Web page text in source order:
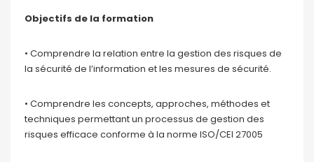
Objectifs de la formation
• Comprendre la relation entre la gestion des risques de
la sécurité de l’information et les mesures de sécurité.
• Comprendre les concepts, approches, méthodes et
techniques permettant un processus de gestion des
risques efficace conforme à la norme ISO/CEI 27005